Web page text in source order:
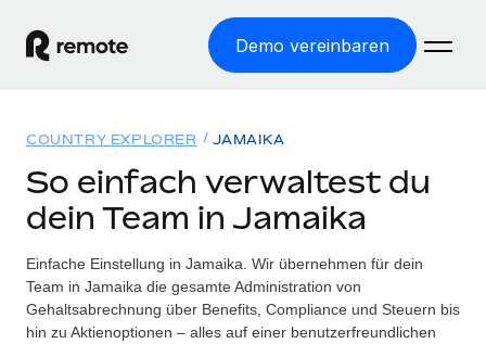
Demo vereinbaren
WELTWEITE BESCHÄFTIGUNG
Globale Payroll
Einfache, rechtssicher Payroll
Employer of Record
Lösungen
WELTWEITE ABDECKUNG
Country Explorer
Länderspezifische Unterstützung bei der Einstellung
Ressourcen
TOOLS UND RECHNER
Preise
COUNTRY EXPLORER JAMAIKA
So einfach verwaltest du
dein Team in Jamaika
Einfache Einstellung in Jamaika. Wir übernehmen für dein
Team in Jamaika die gesamte Administration von
Gehaltsabrechnung über Benefits, Compliance und Steuern bis
hin zu Aktienoptionen – alles auf einer benutzerfreundlichen